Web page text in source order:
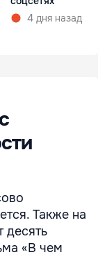
4 дня назад
Также на
десять
«В чем